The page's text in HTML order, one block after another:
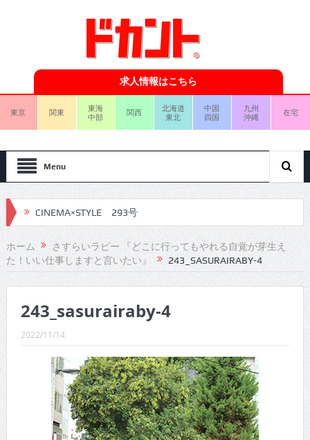
求人情報はこちら
東京 関東
東海
中部
関西
北海道
東北
中国
四国
九州
沖縄
在宅
Menu
CINEMA×STYLE 293号
CINEMA×STYLE 292号
CINEMA×STYLE 291号
CINEMA×STYLE 289号
CINEMA×STYLE 287号
CINEMA×STYLE 286号
CINEMA×STYLE 285号
ホーム
さすらいラビー 『どこに行ってもやれる自覚が芽生え
た！いい仕事しますと言いたい』
243_SASURAIRABY-4
243_sasurairaby-4
2022/11/14